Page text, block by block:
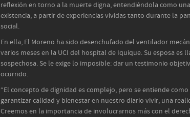
reflexión en torno a la muerte digna, entendiéndola como
existencia, a partir de experiencias vividas tanto durante la
social.
En ella, El Moreno ha sido desenchufado del ventilador
varios meses en la UCI del hospital de Iquique. Su esposa es
sospechosa. Se le exige lo imposible: dar un testimonio
ocurrido.
“El concepto de dignidad es complejo, pero se entiende
garantizar calidad y bienestar en nuestro diario vivir, una
Creemos en la importancia de involucrarnos más con el